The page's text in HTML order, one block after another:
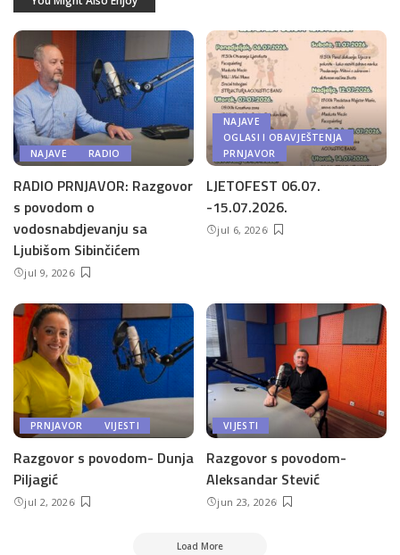
NAJAVE RADIO
RADIO PRNJAVOR: Razgovor
s povodom o
vodosnabdjevanju sa
Ljubišom Sibinčićem
jul 9, 2026
NAJAVE
OGLASI I OBAVJEŠTENJA
PRNJAVOR
LJETOFEST 06.07.
-15.07.2026.
jul 6, 2026
PRNJAVOR VIJESTI
Razgovor s povodom- Dunja
Piljagić
jul 2, 2026
VIJESTI
Razgovor s povodom-
Aleksandar Stević
jun 23, 2026
Load More